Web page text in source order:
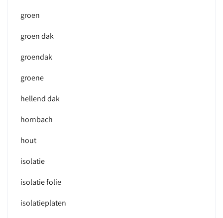
groen
groen dak
groendak
groene
hellend dak
hornbach
hout
isolatie
isolatie folie
isolatieplaten